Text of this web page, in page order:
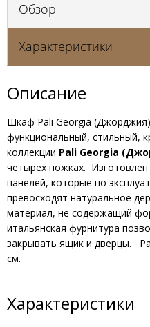
Обзор
Характеристики
Описание
Шкаф Pali Georgia
функциональный, стильный,
коллекции Pali Georgia
четырех ножках.
панелей, которые по
превосходят натуральное
материал, не содержащий
итальянская фурнитура
закрывать ящик и дверцы.
см.
Характеристики